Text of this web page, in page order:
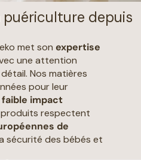
puériculture depuis
met son expertise
une attention
Nos matières
pour leur
faible impact
produits respectent
de
sécurité des bébés et